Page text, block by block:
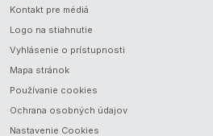
Kontakt pre médiá
Logo na stiahnutie
Vyhlásenie o prístupnosti
Mapa stránok
Používanie cookies
Ochrana osobných údajov
Nastavenie Cookies